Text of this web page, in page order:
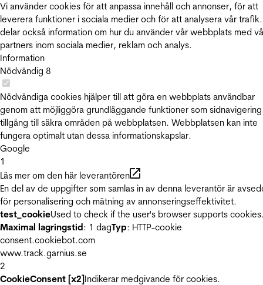
Vi använder cookies för att anpassa innehåll och annonser, för att
leverera funktioner i sociala medier och för att analysera vår
delar också information om hur du använder vår webbplats med
partners inom sociala medier, reklam och analys.
Information
Nödvändig 8
Nödvändiga cookies hjälper till att göra en webbplats användbar
genom att möjliggöra grundläggande funktioner som
tillgång till säkra områden på webbplatsen. Webbplatsen kan inte
fungera optimalt utan dessa informationskapslar.
Google
1
Läs mer om den här leverantören
En del av de uppgifter som samlas in av denna leverantör är
för personalisering och mätning av annonseringseffektivitet.
test_cookieUsed to check if the user's browser supports
Maximal lagringstid: 1 dagTyp: HTTP-cookie
consent.cookiebot.com
www.track.garnius.se
2
CookieConsent [x2]Indikerar medgivande för cookies.